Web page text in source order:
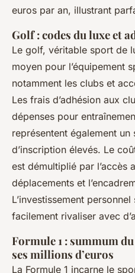
euros par an, illustrant
Golf : codes du luxe et
Le golf, véritable sport de
moyen pour l’équipement
notamment les clubs et
Les frais d’adhésion aux
dépenses pour
représentent également
d’inscription élevés. Le
est démultiplié par l’accès
déplacements et
L’investissement
facilement rivaliser avec
Formule 1 : summum
ses millions d’euros
La Formule 1 incarne le